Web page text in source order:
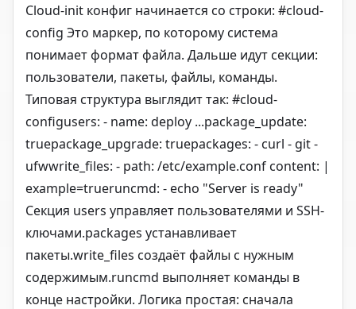
Cloud-init конфиг начинается со строки: #cloud-
config Это маркер, по которому система
понимает формат файла. Дальше идут секции:
пользователи, пакеты, файлы, команды.
Типовая структура выглядит так: #cloud-
configusers: - name: deploy ...package_update:
truepackage_upgrade: truepackages: - curl - git -
ufwwrite_files: - path: /etc/example.conf content: |
example=trueruncmd: - echo "Server is ready"
Секция users управляет пользователями и SSH-
ключами.packages устанавливает
пакеты.write_files создаёт файлы с нужным
содержимым.runcmd выполняет команды в
конце настройки. Логика простая: сначала